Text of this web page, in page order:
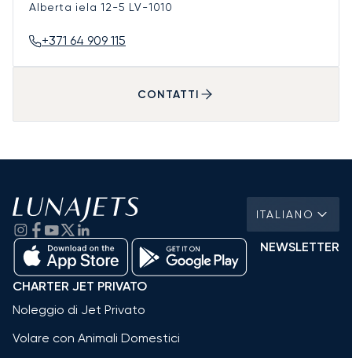
Alberta iela 12-5 LV-1010
+371 64 909 115
CONTATTI
ITALIANO
NEWSLETTER
CHARTER JET PRIVATO
Noleggio di Jet Privato
Volare con Animali Domestici